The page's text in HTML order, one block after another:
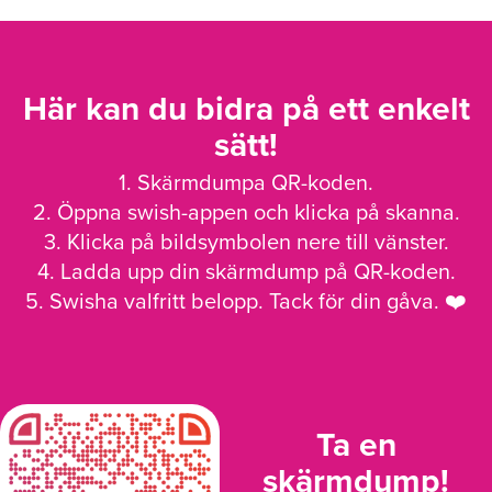
Här kan du bidra på ett enkelt
sätt!
1. Skärmdumpa QR-koden.
2. Öppna swish-appen och klicka på skanna.
3. Klicka på bildsymbolen nere till vänster.
4. Ladda upp din skärmdump på QR-koden.
5. Swisha valfritt belopp. Tack för din gåva. ❤️
Ta en
skärmdump!